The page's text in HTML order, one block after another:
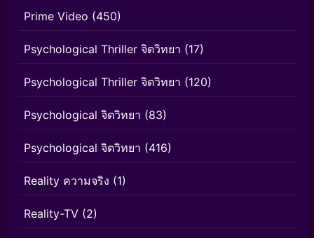
Prime Video (450)
Psychological Thriller จิตวิทยา (17)
Psychological Thriller จิตวิทยา (120)
Psychological จิตวิทยา (83)
Psychological จิตวิทยา (416)
Reality ความจริง (1)
Reality-TV (2)